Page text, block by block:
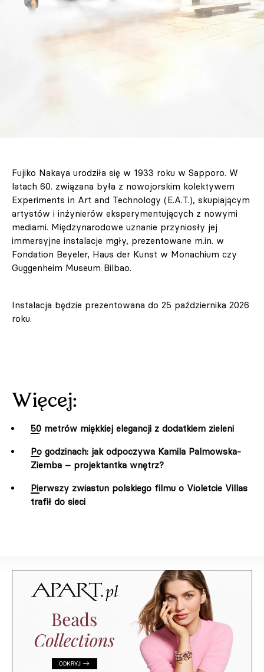
Fujiko Nakaya urodziła się w 1933 roku w Sapporo. W
latach 60. związana była z nowojorskim kolektywem
Experiments in Art and Technology (E.A.T.), skupiającym
artystów i inżynierów eksperymentujących z nowymi
mediami. Międzynarodowe uznanie przyniosły jej
immersyjne instalacje mgły, prezentowane m.in. w
Fondation Beyeler, Haus der Kunst w Monachium czy
Guggenheim Museum Bilbao.
Instalacja będzie prezentowana do 25 października 2026
roku.
Więcej:
50 metrów miękkiej elegancji z dodatkiem zieleni
Po godzinach: jak odpoczywa Kamila Palmowska-
Ziemba – projektantka wnętrz?
Pierwszy zwiastun polskiego filmu o Violetcie Villas
trafił do sieci